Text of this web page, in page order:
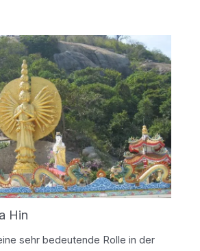
Hin
sehr bedeutende Rolle in der